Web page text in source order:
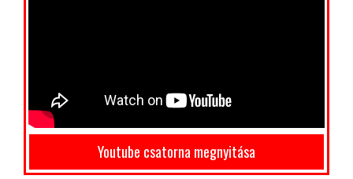
Youtube csatorna megnyitása